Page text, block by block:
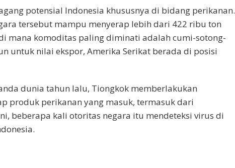
potensial Indonesia khususnya di bidang perikanan.
tersebut mampu menyerap lebih dari 422 ribu ton
mana komoditas paling diminati adalah cumi-sotong-
untuk nilai ekspor, Amerika Serikat berada di posisi
dunia tahun lalu, Tiongkok memberlakukan
produk perikanan yang masuk, termasuk dari
beberapa kali otoritas negara itu mendeteksi virus di